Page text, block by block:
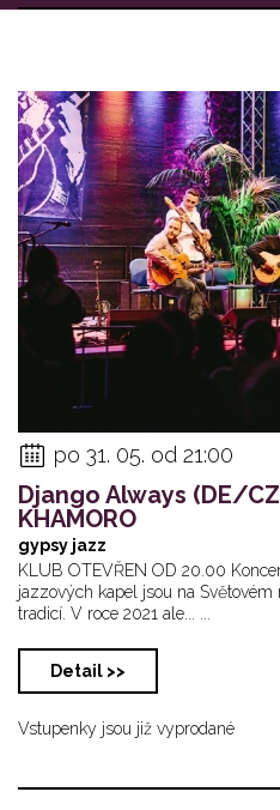
po 31. 05. od 21:00
Django Always (DE/
KHAMORO
gypsy jazz
KLUB OTEVŘEN OD 20.00
jazzových kapel jsou na
tradicí. V roce 2021 ale... ...
Detail >>
Vstupenky jsou již vyprodané